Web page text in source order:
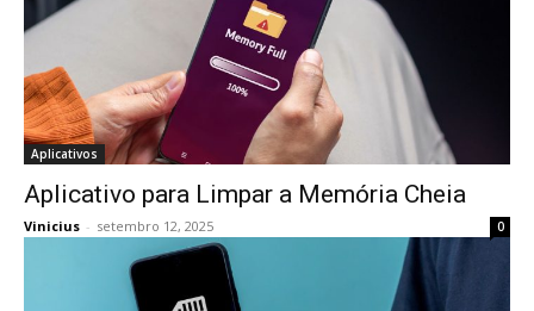
Aplicativos
Aplicativo para Limpar a Memória Cheia
Vinicius - setembro 12, 2025 0